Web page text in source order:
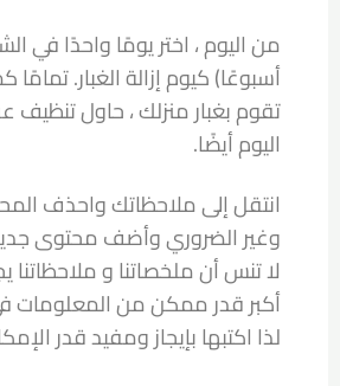
من اليوم ، اختر يومًا واحدًا في
أسبوعًا) كيوم إزالة الغبار.
تقوم بغبار منزلك ، حاول
اليوم أيضًا.
انتقل إلى ملاحظاتك واحذف
وغير الضروري وأضف محتوى
لا تنس أن ملخصاتنا و ملاحظاتنا
أكبر قدر ممكن من المعلومات
لذا اكتبها بإيجاز ومفيد قدر